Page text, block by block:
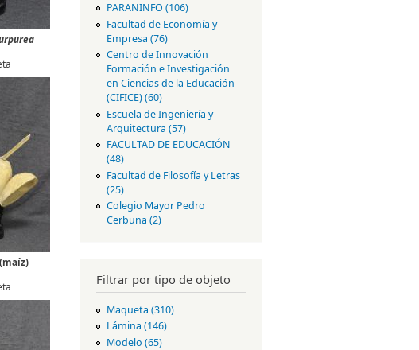
(maíz)
PARANINFO (106)Apply
PARANINFO
Facultad de Economía y
Empresa (76)Apply Facultad de
Economía y Empresa
filter
Centro de Innovación
Formación e Investigación
en Ciencias de la Educación
(CIFICE) (60)Apply Centro de
Innovación
Formación e
Investigación en
Educación (CIFICE)
filter
Escuela de Ingeniería y
Arquitectura (57)Apply Escuela de
Ingeniería y
filter
FACULTAD DE EDUCACIÓN
(48)Apply FACULTAD DE
EDUCACIÓN filter
Facultad de Filosofía y Letras
(25)Apply Facultad de Filosofía y
Letras filter
Colegio Mayor Pedro
Cerbuna (2)Apply Colegio Mayor
Filtrar por tipo de objeto
Maqueta (310)Apply Maqueta
Lámina (146)Apply Lámina filter
Modelo (65)Apply Modelo filter